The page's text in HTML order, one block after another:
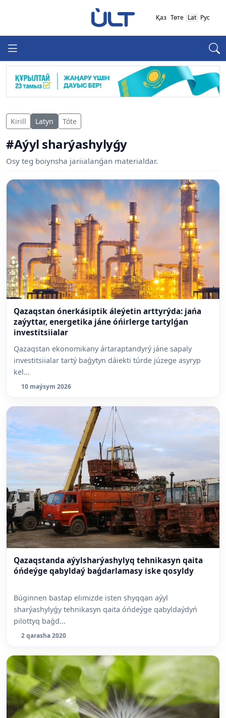
Қаз Төте Lat Рус
Kirill Latyn Tóte
#Aýyl sharýashylyǵy
Osy teg boiynsha jariialanǵan materialdar.
Qazaqstan ónerkásiptik áleýetin arttyrýda: jańa
zaýyttar, energetika jáne óńirlerge tartylǵan
investitsiialar
Qazaqstan ekonomikany ártaraptandyrý jáne sapaly
investitsiialar tartý baǵytyn dáiekti túrde júzege asyryp
kel...
10 maýsym 2026
Qazaqstanda aýylsharýashylyq tehnikasyn qaita
óńdeýge qabyldaý baǵdarlamasy iske qosyldy
Búginnen bastap elimizde isten shyqqan aýyl
sharýashylyǵy tehnikasyn qaita óńdeýge qabyldaýdyń
pilottyq baǵd...
2 qarasha 2020